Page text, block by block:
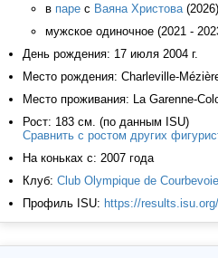
в паре с Ваяна Христова (2026)
мужское одиночное (2021 -
День рождения: 17 июля 2004 г.
Место рождения: Charleville-
Место проживания: La Garenne-
Рост: 183 см. (по данным ISU)
Сравнить с ростом других
На коньках с: 2007 года
Клуб: Club Olympique de Courbevoie
Профиль ISU: https://